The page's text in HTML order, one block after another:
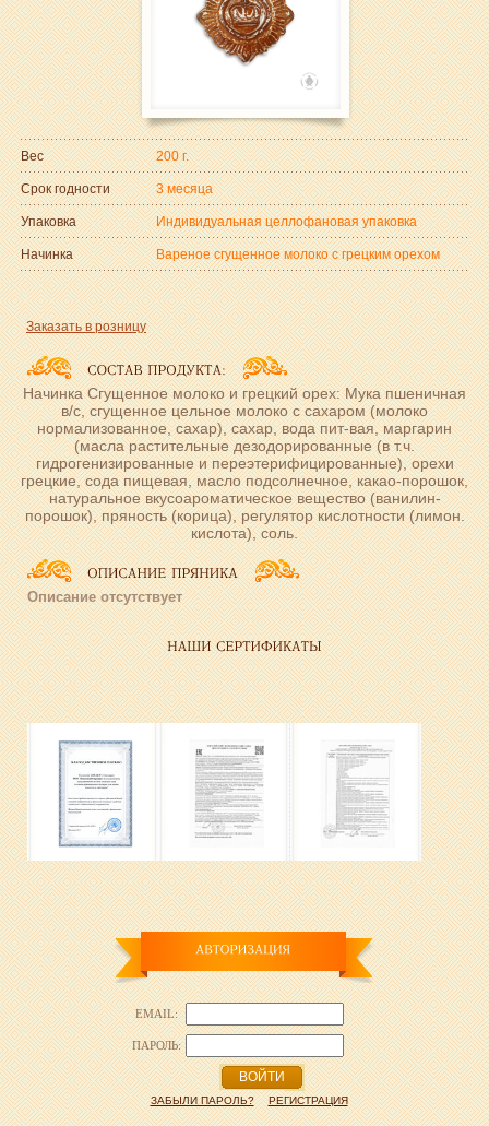
Вес 200 г.
Срок годности 3 месяца
Упаковка Индивидуальная целлофановая упаковка
Начинка Вареное сгущенное молоко с грецким орехом
Заказать в розницу
Начинка Сгущенное молоко и грецкий орех: Мука пшеничная
в/с, сгущенное цельное молоко с сахаром (молоко
нормализованное, сахар), сахар, вода пит-вая, маргарин
(масла растительные дезодорированные (в т.ч.
гидрогенизированные и переэтерифицированные), орехи
грецкие, сода пищевая, масло подсолнечное, какао-порошок,
натуральное вкусоароматическое вещество (ванилин-
порошок), пряность (корица), регулятор кислотности (лимон.
кислота), соль.
Описание отсутствует
EMAIL:
ПАРОЛЬ:
ВОЙТИ
ЗАБЫЛИ ПАРОЛЬ? РЕГИСТРАЦИЯ